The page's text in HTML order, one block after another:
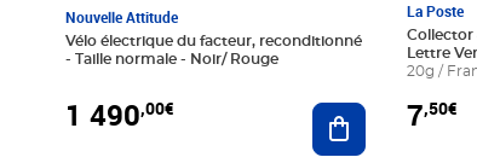
Nouvelle Attitude
Vélo électrique du facteur, reconditionné
- Taille normale - Noir/ Rouge
1 490,00€ Ajouter au
La Poste
Collector
Lettre
20g /
7,50€